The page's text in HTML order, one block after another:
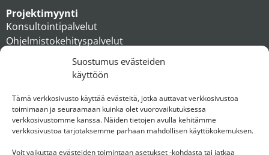
Suostumus evästeiden
käyttöön
Tämä verkkosivusto käyttää evästeitä, jotka auttavat verkkosivustoa
toimimaan ja seuraamaan kuinka olet vuorovaikutuksessa
verkkosivustomme kanssa. Näiden tietojen avulla kehitämme
verkkosivustoa tarjotaksemme parhaan mahdollisen käyttökokemuksen.
Voit vaikuttaa evästeiden toimintaan asetukset -kohdasta tai jatkaa
Projektimyynti
Konsultointipalvelut
Ohjelmistokehityspalvelut
Ihmiset
Konserni
Ota yhteyttä